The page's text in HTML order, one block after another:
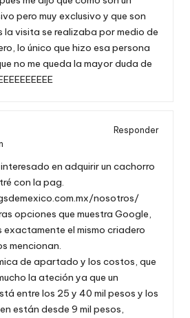
pero muy exclusivo y que son
la visita se realizaba por medio de
lo único que hizo esa persona
no me queda la mayor duda de
Responder
en adquirir un cachorro
con la pag.
nosotros/
opciones que muestra Google,
exactamente el mismo criadero
mencionan.
de apartado y los costos, que
la ateción ya que un
entre los 25 y 40 mil pesos y los
están desde 9 mil pesos,